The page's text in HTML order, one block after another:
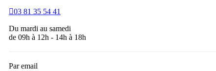
03 81 35 54 41
Du mardi au samedi
de 09h à 12h - 14h à 18h
Par email